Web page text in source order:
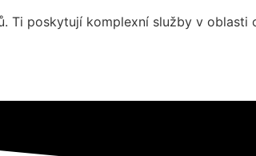
Ti poskytují komplexní služby v